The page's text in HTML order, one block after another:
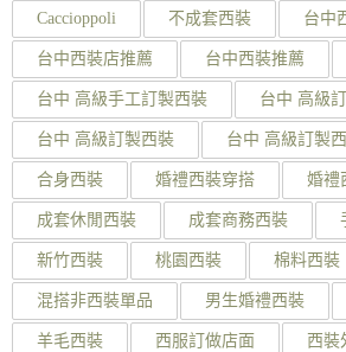
Caccioppoli 不成套西裝 台中
台中西裝店推薦 台中西裝推薦
台中 高級手工訂製西裝 台中 高級
台中 高級訂製西裝 台中 高級訂製
合身西裝 婚禮西裝穿搭 婚禮
成套休閒西裝 成套商務西裝
新竹西裝 桃園西裝 棉料西裝
混搭非西裝單品 男生婚禮西裝
羊毛西裝 西服訂做店面 西裝